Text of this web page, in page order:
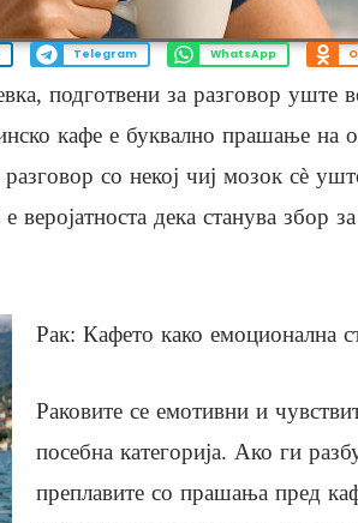
Telegram WhatsApp
подготвени за разговор уште
кафе е буквално прашање на
со некој чиј мозок сè
дека станува збор
Рак: Кафето како емоционална
Раковите се емотивни и
посебна категорија. Ако ги
преплавите со прашања пред